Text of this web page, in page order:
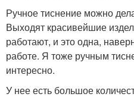
Ручное тиснение можно
Выходят красивейшие
работают, и это одна,
работе. Я тоже ручным
интересно.
У нее есть большое